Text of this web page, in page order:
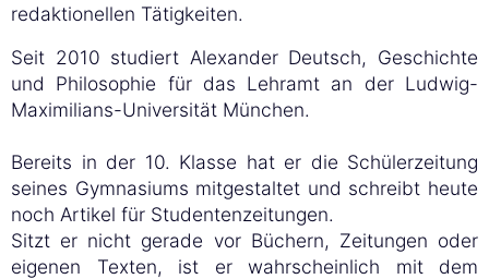
redaktionellen Tätigkeiten.
Seit 2010 studiert Alexander Deutsch, Geschichte
und Philosophie für das Lehramt an der Ludwig-
Maximilians-Universität München.
Bereits in der 10. Klasse hat er die Schülerzeitung
seines Gymnasiums mitgestaltet und schreibt heute
noch Artikel für Studentenzeitungen.
Sitzt er nicht gerade vor Büchern, Zeitungen oder
eigenen Texten, ist er wahrscheinlich mit dem